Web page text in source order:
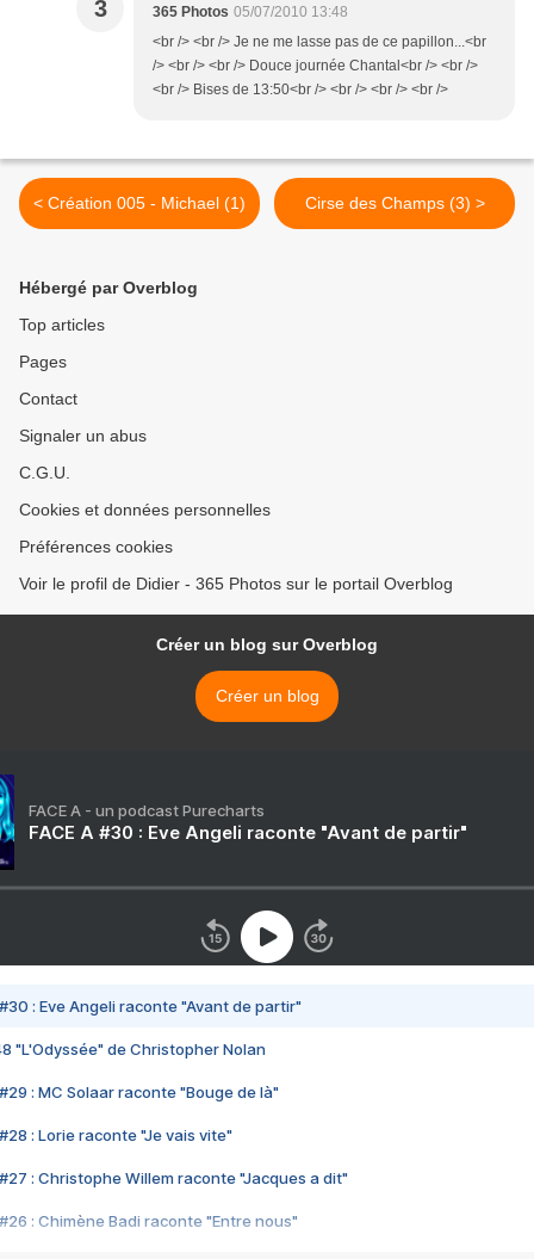
3 365 Photos 05/07/2010 13:48
<br /> <br /> Je ne me lasse pas de ce papillon...<br
/> <br /> <br /> Douce journée Chantal<br /> <br />
<br /> Bises de 13:50<br /> <br /> <br /> <br />
< Création 005 - Michael (1) Cirse des Champs (3) >
Hébergé par Overblog
Top articles
Pages
Contact
Signaler un abus
C.G.U.
Cookies et données personnelles
Préférences cookies
Voir le profil de Didier - 365 Photos sur le portail Overblog
Créer un blog sur Overblog
Créer un blog
FACE A - un podcast Purecharts
FACE A #30 : Eve Angeli raconte "Avant de partir"
#30 : Eve Angeli raconte "Avant de partir"
"L'Odyssée" de Christopher Nolan
#29 : MC Solaar raconte "Bouge de là"
#28 : Lorie raconte "Je vais vite"
#27 : Christophe Willem raconte "Jacques a dit"
#26 : Chimène Badi raconte "Entre nous"